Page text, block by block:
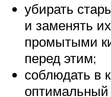
убирать
и заменять
промытыми
перед этим;
соблюдать в
оптимальный